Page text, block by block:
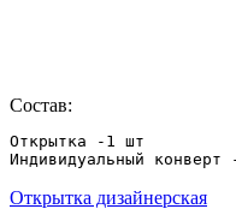
Состав:
Открытка -1 шт
Индивидуальный
Открытка дизайнерская